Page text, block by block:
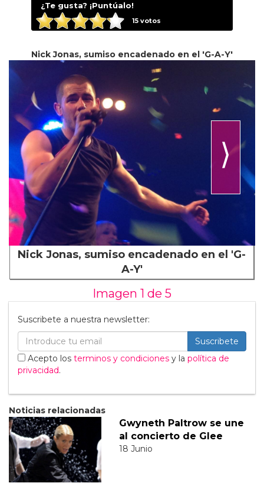
¿Te gusta? ¡Puntúalo!
15votos
Nick Jonas, sumiso encadenado en el 'G-A-Y'
⟩
Nick Jonas, sumiso encadenado en el 'G-
A-Y'
Imagen 1 de 5
Suscribete a nuestra newsletter:
Suscribete
Acepto los terminos y condiciones y la política de
privacidad.
Noticias relacionadas
Gwyneth Paltrow se une
al concierto de Glee
18 Junio